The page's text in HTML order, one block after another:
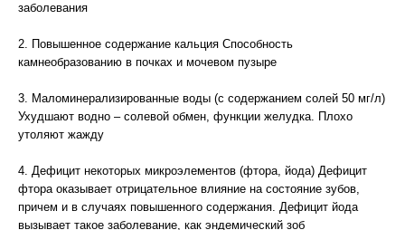
заболевания
2. Повышенное содержание кальция Способность
камнеобразованию в почках и мочевом пузыре
3. Маломинерализированные воды (с содержанием солей 50 мг/л)
Ухудшают водно – солевой обмен, функции желудка. Плохо
утоляют жажду
4. Дефицит некоторых микроэлементов (фтора, йода) Дефицит
фтора оказывает отрицательное влияние на состояние зубов,
причем и в случаях повышенного содержания. Дефицит йода
вызывает такое заболевание, как эндемический зоб